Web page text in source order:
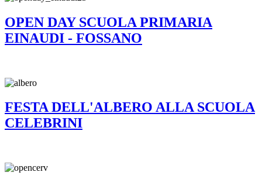
OPEN DAY SCUOLA PRIMARIA
EINAUDI - FOSSANO
FESTA DELL'ALBERO ALLA SCUOLA
CELEBRINI